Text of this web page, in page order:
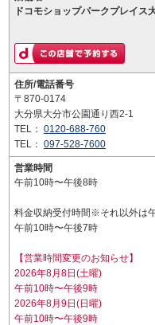
ドコモショップパークプレイス
住所/電話番号
〒870-0174
大分県大分市公園通り西2-1
TEL： 0120-688-760
TEL： 097-528-7600
営業時間
午前10時〜午後8時
料金収納受付時間※それ以外は
午前10時〜午後7時
【営業時間変更のお知らせ】
2026年8月8日(土曜)
午前10時〜午後9時
2026年8月9日(日曜)
午前10時〜午後9時